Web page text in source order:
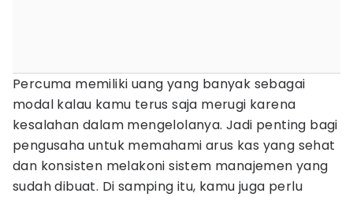
Percuma memiliki uang yang banyak sebagai
modal kalau kamu terus saja merugi karena
kesalahan dalam mengelolanya. Jadi penting bagi
pengusaha untuk memahami arus kas yang sehat
dan konsisten melakoni sistem manajemen yang
sudah dibuat. Di samping itu, kamu juga perlu